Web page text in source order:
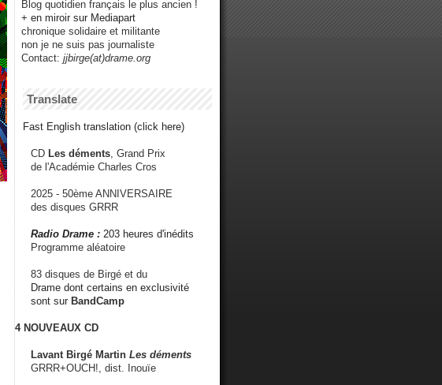
Blog quotidien français le plus ancien !
+ en miroir sur Mediapart
chronique solidaire et militante
non je ne suis pas journaliste
Contact: jjbirge(at)drame.org
Translate
Fast English translation (click here)
CD Les déments , Grand Prix
de l'Académie Charles Cros
2025 - 50ème ANNIVERSAIRE
des disques GRRR
Radio Drame : 203 heures d'inédits
Programme aléatoire
83 disques de Birgé et du
Drame dont certains en exclusivité
sont sur BandCamp
4 NOUVEAUX CD
Lavant Birgé Martin Les déments
GRRR+OUCH!, dist. Inouïe